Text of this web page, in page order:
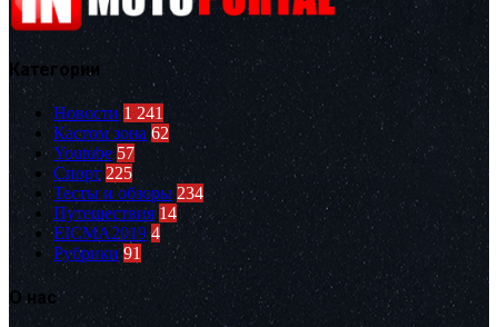
Категории
Новости 1 241
Кастом зона 62
Youtube 57
Спорт 225
Тесты и обзоры 234
Путешествия 14
EICMA2019 4
Рубрики 91
О нас